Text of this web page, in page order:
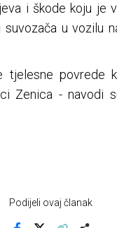
i škode koju je
u vozilu
tjelesne povrede
Zenica - navodi
Podijeli ovaj članak